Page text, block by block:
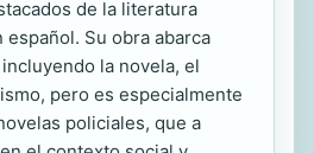
de la literatura
Su obra abarca
la novela, el
pero es especialmente
policiales, que a